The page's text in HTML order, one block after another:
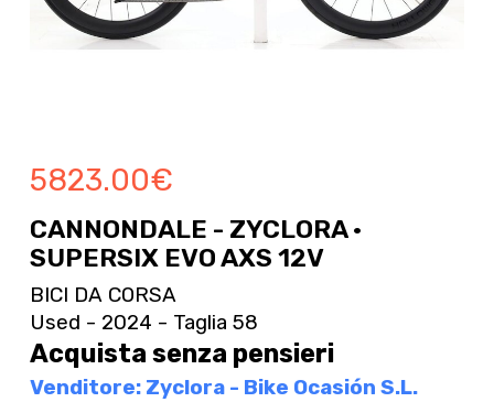
5823.00€
CANNONDALE - ZYCLORA ·
SUPERSIX EVO AXS 12V
BICI DA CORSA
Used - 2024 - Taglia 58
Acquista senza pensieri
Venditore: Zyclora - Bike Ocasión S.L.